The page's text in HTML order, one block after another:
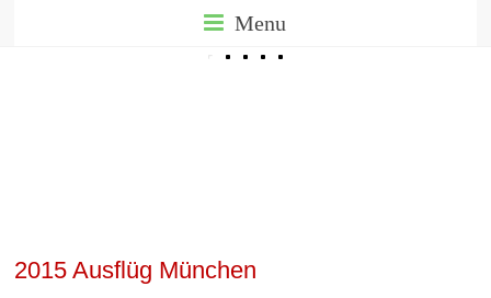
Menu
2015 Ausflüg München